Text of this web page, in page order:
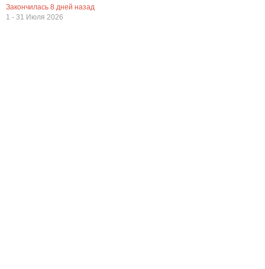
Закончилась 8 дней назад
1 - 31 Июля 2026